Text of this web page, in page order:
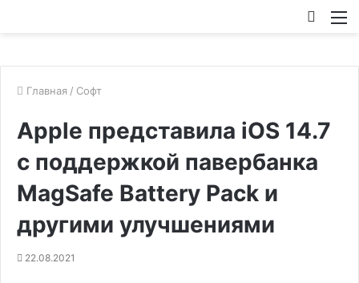
Главная / Софт
Apple представила iOS 14.7
с поддержкой павербанка
MagSafe Battery Pack и
другими улучшениями
22.08.2021